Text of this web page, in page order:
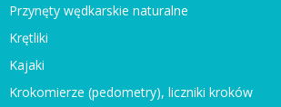
Przynęty wędkarskie naturalne
Krętliki
Kajaki
Krokomierze (pedometry), liczniki kroków